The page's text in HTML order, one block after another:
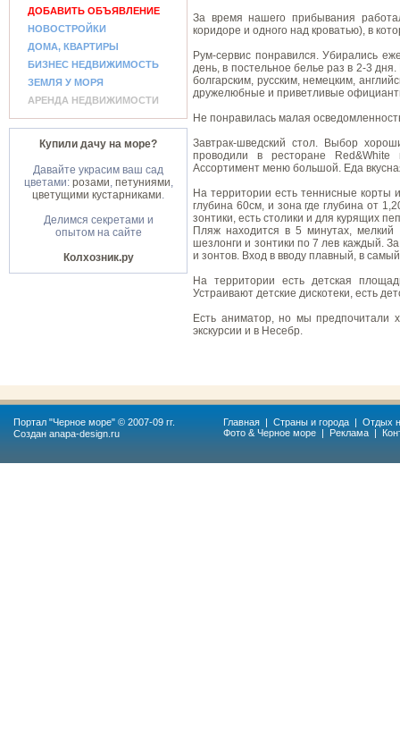
ДОБАВИТЬ ОБЪЯВЛЕНИЕ
НОВОСТРОЙКИ
ДОМА, КВАРТИРЫ
БИЗНЕС НЕДВИЖИМОСТЬ
ЗЕМЛЯ У МОРЯ
АРЕНДА НЕДВИЖИМОСТИ
Купили дачу на море?
Давайте украсим ваш сад
цветами: розами, петуниями,
цветущими кустарниками.
Делимся секретами и
опытом на сайте
Колхозник.ру
За время нашего прибывания
коридоре и одного над кроватью), в
Рум-сервис понравился. Убирались
день, в постельное белье раз в 2-3
болгарским, русским, немецким,
дружелюбные и приветливые
Не понравилась малая
Завтрак-шведский стол. Выбор
проводили в ресторане
Ассортимент меню большой. Еда
На территории есть теннисные корты
глубина 60см, и зона где глубина от
зонтики, есть столики и для курящих
Пляж находится в 5 минутах,
шезлонги и зонтики по 7 лев каждый.
и зонтов. Вход в вводу плавный, в
На территории есть детская
Устраивают детские дискотеки, есть
Есть аниматор, но мы предпочитали
экскурсии и в Несебр.
Портал "Черное море" © 2007-09 гг.
Создан anapa-design.ru
Главная | Страны и города | Отдых
Фото & Черное море | Реклама |